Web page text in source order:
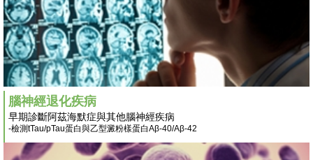
腦神經退化疾病
早期診斷阿茲海默症與其他腦神經疾病
-檢測tTau/pTau蛋白與乙型澱粉樣蛋白Aβ-40/Aβ-42